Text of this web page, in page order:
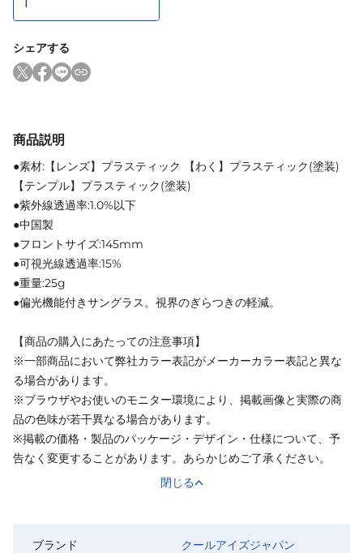
シェアする
商品説明
●素材:【レンズ】プラスティック 【わく】プラスティック(塗装)
【テンプル】プラスティック(塗装)
●紫外線透過率:1.0%以下
●中国製
●フロントサイズ:145mm
●可視光線透過率:15%
●重量:25g
●偏光機能付きサングラス。視界のぎらつきの軽減。
【商品の購入にあたっての注意事項】
※一部商品において弊社カラー表記がメーカーカラー表記と異な
る場合があります。
※ブラウザやお使いのモニター環境により、掲載画像と実際の商
品の色味が若干異なる場合があります。
※掲載の価格・製品のパッケージ・デザイン・仕様について、予
告なく変更することがあります。あらかじめご了承ください。
閉じる
ブランド
クールアイズジャパン